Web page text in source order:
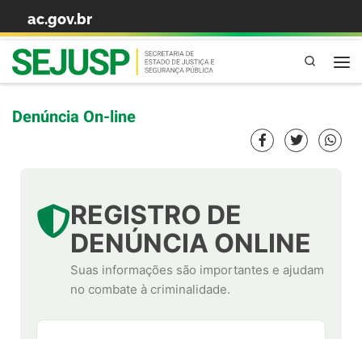
Skip to content
ac.gov.br
Pesquisa
Denúncia On-line
REGISTRO DE
DENÚNCIA ONLINE
Suas informações são importantes e ajudam
no combate à criminalidade.